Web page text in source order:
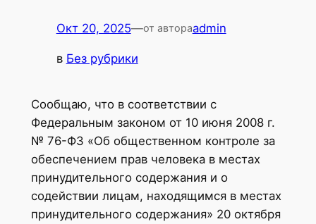
Окт 20, 2025—от автораadmin
в Без рубрики
Сообщаю, что в соответствии с
Федеральным законом от 10 июня 2008 г.
№ 76-ФЗ «Об общественном контроле за
обеспечением прав человека в местах
принудительного содержания и о
содействии лицам, находящимся в местах
принудительного содержания» 20 октября